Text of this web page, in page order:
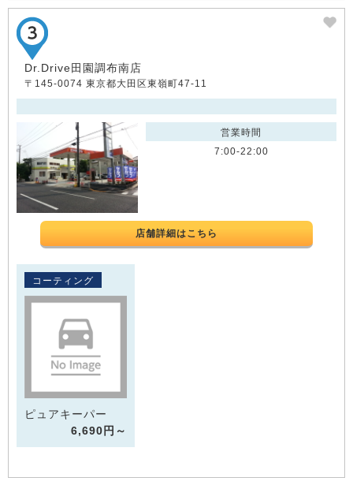
Dr.Drive田園調布南店
〒145-0074 東京都大田区東嶺町47-11
営業時間
7:00-22:00
店舗詳細はこちら
コーティング
ピュアキーパー
6,690円～